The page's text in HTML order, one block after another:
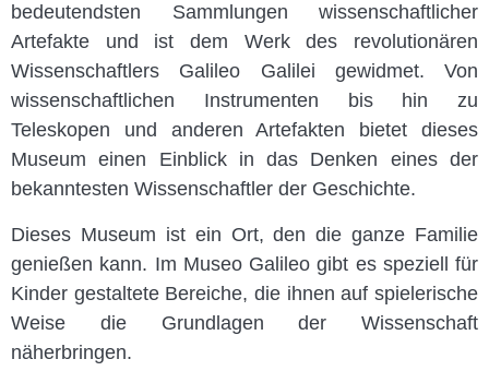
bedeutendsten Sammlungen wissenschaftlicher
Artefakte und ist dem Werk des revolutionären
Wissenschaftlers Galileo Galilei gewidmet. Von
wissenschaftlichen Instrumenten bis hin zu
Teleskopen und anderen Artefakten bietet dieses
Museum einen Einblick in das Denken eines der
bekanntesten Wissenschaftler der Geschichte.
Dieses Museum ist ein Ort, den die ganze Familie
genießen kann. Im Museo Galileo gibt es speziell für
Kinder gestaltete Bereiche, die ihnen auf spielerische
Weise die Grundlagen der Wissenschaft
näherbringen.